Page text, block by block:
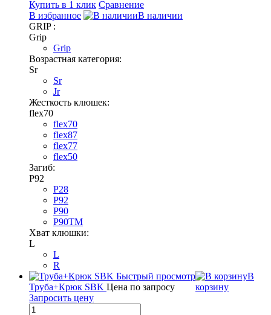
Купить в 1 клик Сравнение
В избранное
В наличии
GRIP :
Grip
Grip
Возрастная категория:
Sr
Sr
Jr
Жесткость клюшек:
flex70
flex70
flex87
flex77
flex50
Загиб:
P92
P28
P92
P90
P90TM
Хват клюшки:
L
L
R
Быстрый просмотр
Труба+Крюк SBK Цена по запросу
Запросить цену
В
корзину